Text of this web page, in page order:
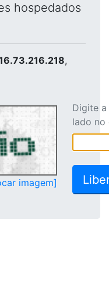
hospedados
,
imagem]
Digite
lado no